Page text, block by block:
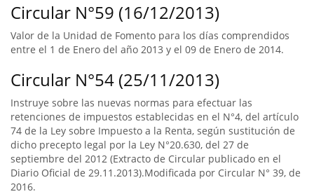
Circular N°59 (16/12/2013)
Valor de la Unidad de Fomento para los días comprendidos
entre el 1 de Enero del año 2013 y el 09 de Enero de 2014.
Circular N°54 (25/11/2013)
Instruye sobre las nuevas normas para efectuar las
retenciones de impuestos establecidas en el N°4, del artículo
74 de la Ley sobre Impuesto a la Renta, según sustitución de
dicho precepto legal por la Ley N°20.630, del 27 de
septiembre del 2012 (Extracto de Circular publicado en el
Diario Oficial de 29.11.2013).Modificada por Circular N° 39, de
2016.